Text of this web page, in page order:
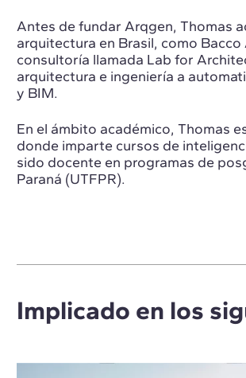
Antes de fundar Arqgen, Thomas
arquitectura en Brasil, como
consultoría llamada Lab for
arquitectura e ingeniería a
y BIM.
En el ámbito académico, Thomas
donde imparte cursos de
sido docente en programas de
Paraná (UTFPR).
Implicado en los